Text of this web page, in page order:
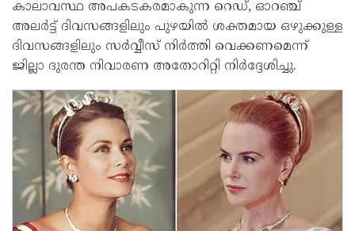
കാലാവസ്ഥ അപകടകരമാകുന്ന റെഡ്, ഓറഞ്ച്
അലർട്ട് ദിവസങ്ങളിലും പുഴയിൽ ശക്തമായ ഒഴുക്കുള്ള
ദിവസങ്ങളിലും സർവ്വീസ് നിർത്തി വെക്കണമെന്ന്
ജില്ലാ ദുരന്ത നിവാരണ അതോറിറ്റി നിർദ്ദേശിച്ചു.